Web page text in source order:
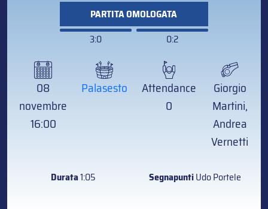
PARTITA OMOLOGATA
3:0
0:2
08
novembre
16:00
Palasesto
Attendance
0
Giorgio
Martini,
Andrea
Vernetti
Durata1:05 SegnapuntiUdo Portele